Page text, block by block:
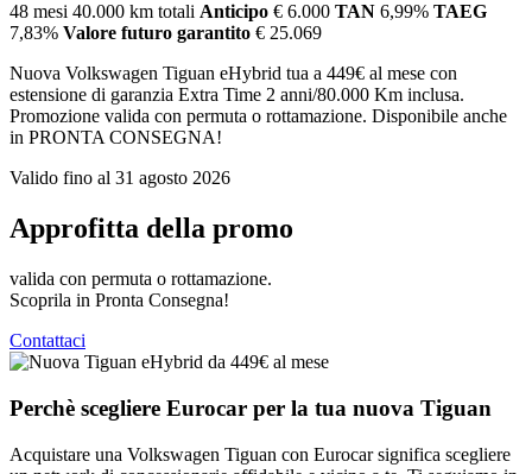
48 mesi 40.000 km totali Anticipo € 6.000 TAN 6,99% TAEG
7,83% Valore futuro garantito € 25.069
Nuova Volkswagen Tiguan eHybrid tua a 449€ al mese con
estensione di garanzia Extra Time 2 anni/80.000 Km inclusa.
Promozione valida con permuta o rottamazione. Disponibile anche
in PRONTA CONSEGNA!
Valido fino al 31 agosto 2026
Approfitta della promo
valida con permuta o rottamazione.
Scoprila in Pronta Consegna!
Contattaci
Perchè scegliere Eurocar per la tua nuova Tiguan
Acquistare una Volkswagen Tiguan con Eurocar significa scegliere